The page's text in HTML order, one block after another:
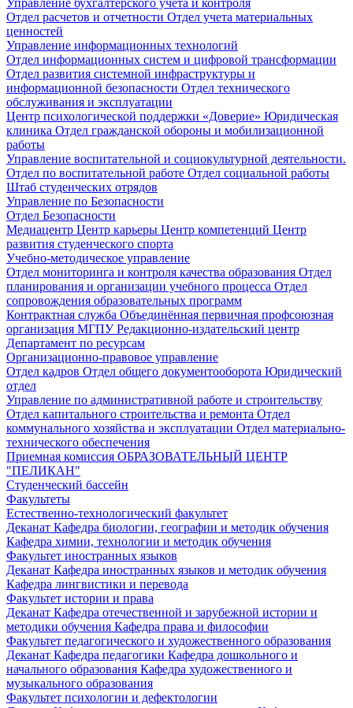
Отдел расчетов и отчетности Отдел учета материальных
ценностей
Управление информационных технологий
Отдел информационных систем и цифровой трансформации
Отдел развития системной инфраструктуры и
информационной безопасности Отдел технического
обслуживания и эксплуатации
Центр психологической поддержки «Доверие» Юридическая
клиника Отдел гражданской обороны и мобилизационной
работы
Управление воспитательной и социокультурной деятельности.
Отдел по воспитательной работе Отдел социальной работы
Штаб студенческих отрядов
Управление по Безопасности
Отдел Безопасности
Медиацентр Центр карьеры Центр компетенций Центр
развития студенческого спорта
Учебно-методическое управление
Отдел мониторинга и контроля качества образования Отдел
планирования и организации учебного процесса Отдел
сопровождения образовательных программ
Контрактная служба Объединённая первичная профсоюзная
организация МГПУРедакционно-издательский центр
Департамент по ресурсам
Организационно-правовое управление
Отдел кадров Отдел общего документооборота Юридический
отдел
Управление по административной работе и строительству
Отдел капитального строительства и ремонта Отдел
коммунального хозяйства и эксплуатации Отдел материально-
технического обеспечения
Приемная комиссия ОБРАЗОВАТЕЛЬНЫЙ ЦЕНТР
"ПЕЛИКАН"
Студенческий бассейн
Факультеты
Естественно-технологический факультет
Деканат Кафедра биологии, географии и методик обучения
Кафедра химии, технологии и методик обучения
Факультет иностранных языков
Деканат Кафедра иностранных языков и методик обучения
Кафедра лингвистики и перевода
Факультет истории и права
Деканат Кафедра отечественной и зарубежной истории и
методики обучения Кафедра права и философии
Факультет педагогического и художественного образования
Деканат Кафедра педагогики Кафедра дошкольного и
начального образования Кафедра художественного и
музыкального образования
Факультет психологии и дефектологии